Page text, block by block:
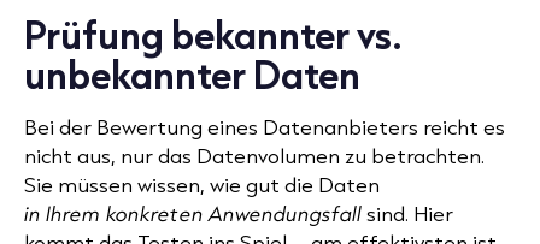
Prüfung bekannter vs.
unbekannter Daten
Bei der Bewertung eines Datenanbieters reicht es
nicht aus, nur das Datenvolumen zu betrachten.
Sie müssen wissen, wie gut die Daten
in Ihrem konkreten Anwendungsfallsind. Hier